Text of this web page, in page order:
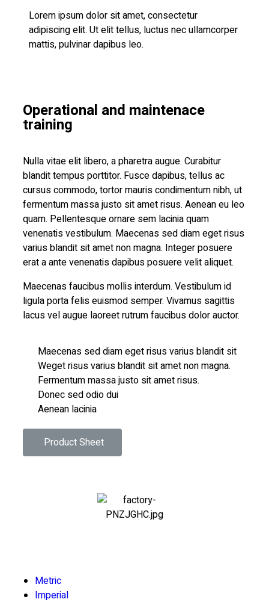
Lorem ipsum dolor sit amet, consectetur
adipiscing elit. Ut elit tellus, luctus nec ullamcorper
mattis, pulvinar dapibus leo.
Operational and maintenace
training
Nulla vitae elit libero, a pharetra augue. Curabitur
blandit tempus porttitor. Fusce dapibus, tellus ac
cursus commodo, tortor mauris condimentum nibh, ut
fermentum massa justo sit amet risus. Aenean eu leo
quam. Pellentesque ornare sem lacinia quam
venenatis vestibulum. Maecenas sed diam eget risus
varius blandit sit amet non magna. Integer posuere
erat a ante venenatis dapibus posuere velit aliquet.
Maecenas faucibus mollis interdum. Vestibulum id
ligula porta felis euismod semper. Vivamus sagittis
lacus vel augue laoreet rutrum faucibus dolor auctor.
Maecenas sed diam eget risus varius blandit sit
Weget risus varius blandit sit amet non magna.
Fermentum massa justo sit amet risus.
Donec sed odio dui
Aenean lacinia
Product Sheet
Metric
Imperial